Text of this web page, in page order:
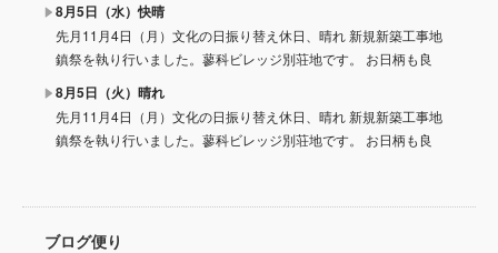
8月5日（水）快晴
先月11月4日（月）文化の日振り替え休日、晴れ 新規新築工事地
鎮祭を執り行いました。蓼科ビレッジ別荘地です。 お日柄も良
8月5日（火）晴れ
先月11月4日（月）文化の日振り替え休日、晴れ 新規新築工事地
鎮祭を執り行いました。蓼科ビレッジ別荘地です。 お日柄も良
ブログ便り